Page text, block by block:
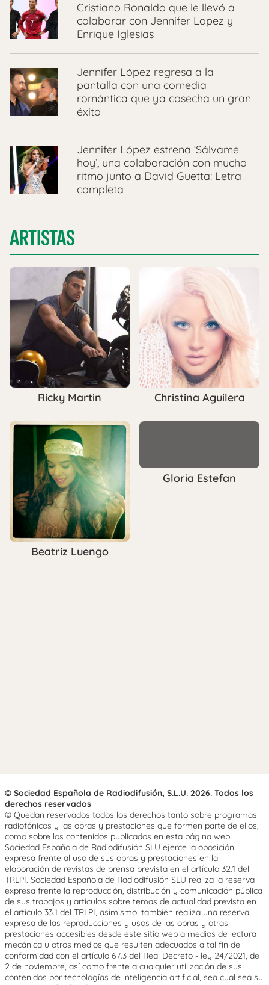
Cristiano Ronaldo que le llevó a
colaborar con Jennifer Lopez y
Enrique Iglesias
Jennifer López regresa a la
pantalla con una comedia
romántica que ya cosecha un gran
éxito
Jennifer López estrena ‘Sálvame
hoy’, una colaboración con mucho
ritmo junto a David Guetta: Letra
completa
ARTISTAS
Ricky Martin Christina Aguilera
Beatriz Luengo
Gloria Estefan
© Sociedad Española de Radiodifusión, S.L.U. 2026. Todos los
derechos reservados
© Quedan reservados todos los derechos tanto sobre programas
radiofónicos y las obras y prestaciones que formen parte de ellos,
como sobre los contenidos publicados en esta página web.
Sociedad Española de Radiodifusión SLU ejerce la oposición
expresa frente al uso de sus obras y prestaciones en la
elaboración de revistas de prensa prevista en el artículo 32.1 del
TRLPI. Sociedad Española de Radiodifusión SLU realiza la reserva
expresa frente la reproducción, distribución y comunicación pública
de sus trabajos y artículos sobre temas de actualidad prevista en
el artículo 33.1 del TRLPI, asimismo, también realiza una reserva
expresa de las reproducciones y usos de las obras y otras
prestaciones accesibles desde este sitio web a medios de lectura
mecánica u otros medios que resulten adecuados a tal fin de
conformidad con el artículo 67.3 del Real Decreto - ley 24/2021, de
2 de noviembre, así como frente a cualquier utilización de sus
contenidos por tecnologías de inteligencia artificial, sea cual sea su